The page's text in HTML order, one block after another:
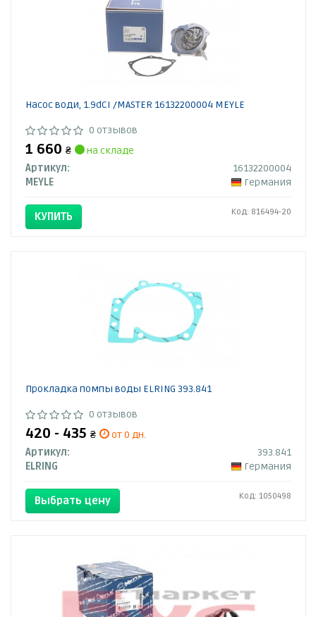
Насос води, 1.9dCI /MASTER 16132200004 MEYLE
0 отзывов
1 660 ₴
на складе
Артикул:
16132200004
MEYLE
Германия
КУПИТЬ Код: 816494-20
Прокладка помпы воды ELRING 393.841
0 отзывов
420 - 435 ₴
от 0 дн.
Артикул:
393.841
ELRING
Германия
Выбрать цену Код: 1050498